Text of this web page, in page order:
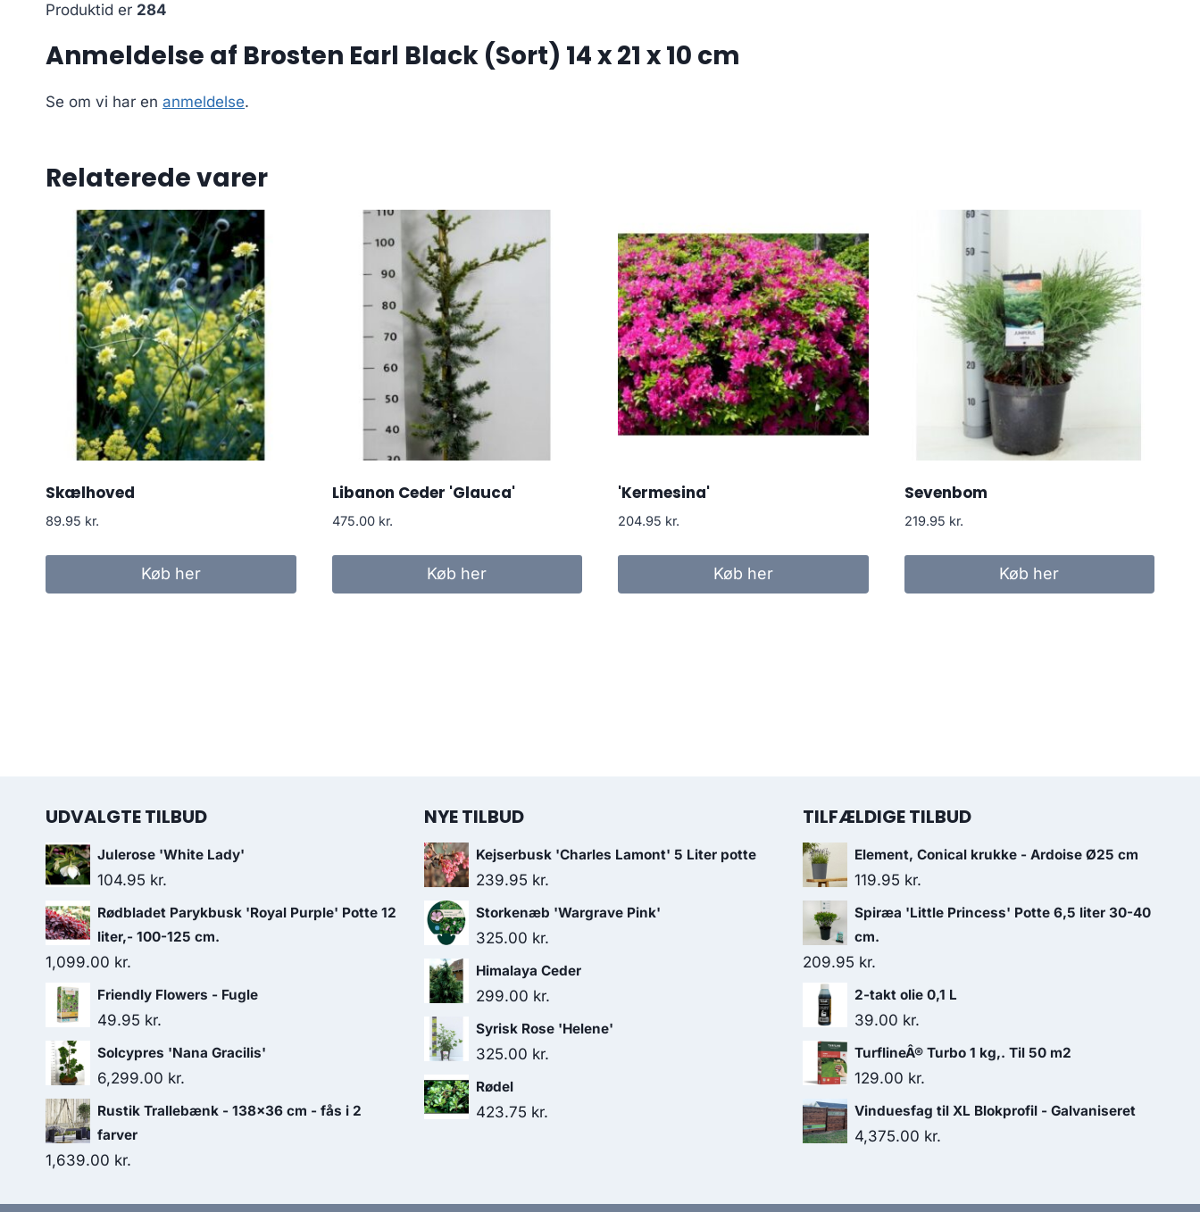
Produktid er 284
Anmeldelse af Brosten Earl Black (Sort) 14 x 21 x 10 cm
Se om vi har en anmeldelse.
Relaterede varer
Skælhoved
89.95 kr.
Køb her
Libanon Ceder 'Glauca'
475.00 kr.
Køb her
'Kermesina'
204.95 kr.
Køb her
Sevenbom
219.95 kr.
Køb her
UDVALGTE TILBUD
Julerose 'White Lady'
104.95 kr.
Rødbladet Parykbusk 'Royal Purple' Potte 12
liter,- 100-125 cm.
1,099.00 kr.
Friendly Flowers - Fugle
49.95 kr.
Solcypres 'Nana Gracilis'
6,299.00 kr.
Rustik Trallebænk - 138×36 cm - fås i 2
farver
1,639.00 kr.
NYE TILBUD
Kejserbusk 'Charles Lamont' 5 Liter potte
239.95 kr.
Storkenæb 'Wargrave Pink'
325.00 kr.
Himalaya Ceder
299.00 kr.
Syrisk Rose 'Helene'
325.00 kr.
Rødel
423.75 kr.
TILFÆLDIGE TILBUD
Element, Conical krukke - Ardoise Ø25 cm
119.95 kr.
Spiræa 'Little Princess' Potte 6,5 liter 30-40
cm.
209.95 kr.
2-takt olie 0,1 L
39.00 kr.
TurflineÂ® Turbo 1 kg,. Til 50 m2
129.00 kr.
Vinduesfag til XL Blokprofil - Galvaniseret
4,375.00 kr.